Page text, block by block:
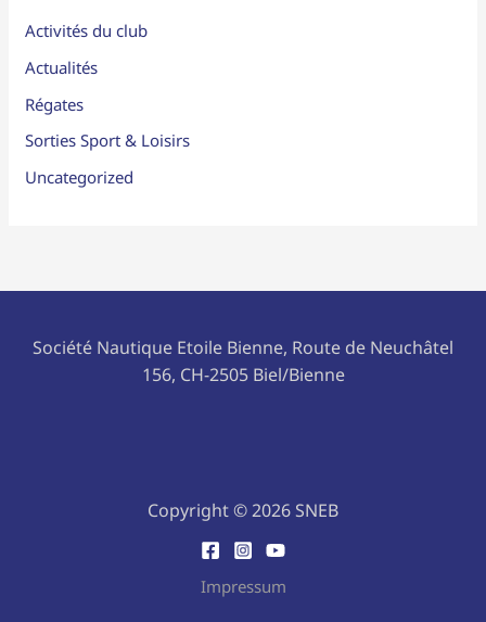
Activités du club
Actualités
Régates
Sorties Sport & Loisirs
Uncategorized
Société Nautique Etoile Bienne, Route de Neuchâtel
156, CH-2505 Biel/Bienne
Copyright © 2026 SNEB
Impressum